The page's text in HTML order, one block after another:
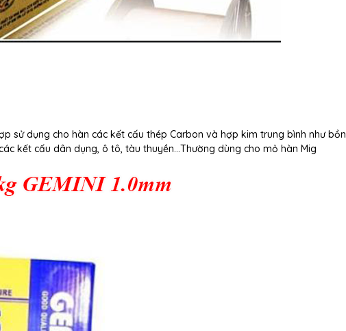
sử dụng cho hàn các kết cấu thép Carbon và hợp kim trung bình như bồn
kết cấu dân dụng, ô tô, tàu thuyền…Thường dùng cho mỏ hàn Mig